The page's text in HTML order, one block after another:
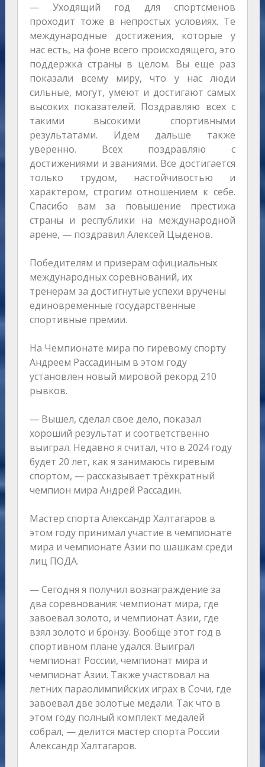
— Уходящий год для спортсменов
проходит тоже в непростых условиях. Те
международные достижения, которые у
нас есть, на фоне всего происходящего, это
поддержка страны в целом. Вы еще раз
показали всему миру, что у нас люди
сильные, могут, умеют и достигают самых
высоких показателей. Поздравляю всех с
такими высокими спортивными
результатами. Идем дальше также
уверенно. Всех поздравляю с
достижениями и званиями. Все достигается
только трудом, настойчивостью и
характером, строгим отношением к себе.
Спасибо вам за повышение престижа
страны и республики на международной
арене, — поздравил Алексей Цыденов.
Победителям и призерам официальных
международных соревнований, их
тренерам за достигнутые успехи вручены
единовременные государственные
спортивные премии.
На Чемпионате мира по гиревому спорту
Андреем Рассадиным в этом году
установлен новый мировой рекорд 210
рывков.
— Вышел, сделал свое дело, показал
хороший результат и соответственно
выиграл. Недавно я считал, что в 2024 году
будет 20 лет, как я занимаюсь гиревым
спортом, — рассказывает трёхкратный
чемпион мира Андрей Рассадин.
Мастер спорта Александр Халтагаров в
этом году принимал участие в чемпионате
мира и чемпионате Азии по шашкам среди
лиц ПОДА.
— Сегодня я получил вознаграждение за
два соревнования: чемпионат мира, где
завоевал золото, и чемпионат Азии, где
взял золото и бронзу. Вообще этот год в
спортивном плане удался. Выиграл
чемпионат России, чемпионат мира и
чемпионат Азии. Также участвовал на
летних параолимпийских играх в Сочи, где
завоевал две золотые медали. Так что в
этом году полный комплект медалей
собрал, — делится мастер спорта России
Александр Халтагаров.